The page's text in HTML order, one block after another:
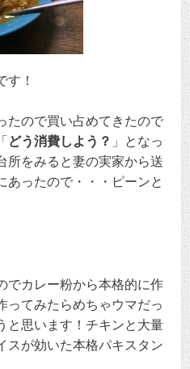
す！
たので買い占めてきたので
どう消費しよう？ 」となっ
所をみると妻の実家から送
あったので・・・ピーンと
でカレー粉から本格的に作
ってみたらめちゃウマだっ
と思います！チキンと大量
スが効いた本格パキスタン